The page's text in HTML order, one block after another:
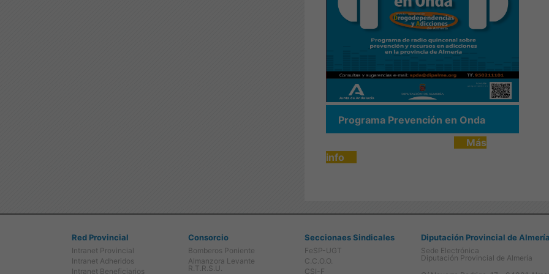
Programa Prevención en Onda
Más
info
Red Provincial
Intranet Provincial
Intranet Adheridos
Intranet Beneficiarios
Consorcio
Bomberos Poniente
Almanzora Levante
R.T.R.S.U.
Seccionaes Sindicales
FeSP-UGT
C.C.O.O.
CSI-F
Diputación Provincial de
Sede Electrónica
Diputación Provincial de Almería